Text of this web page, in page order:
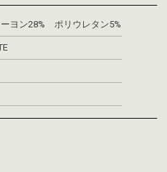
ヨン28% ポリウレタン5%